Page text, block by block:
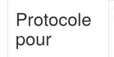
Protocole
pour